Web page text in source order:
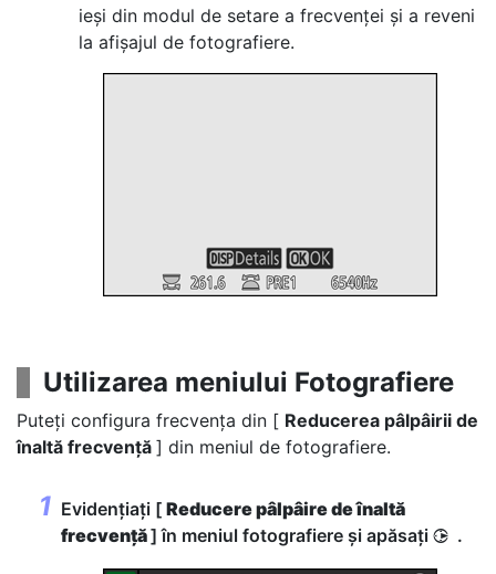
ieși din modul de setare a frecvenței și a reveni
la afișajul de fotografiere.
Utilizarea meniului Fotografiere
Puteți configura frecvența din [ Reducerea pâlpâirii de
înaltă frecvență ] din meniul de fotografiere.
Evidențiați [ Reducere pâlpâire de înaltă
frecvență] în meniul fotografiere și apăsați 2 .